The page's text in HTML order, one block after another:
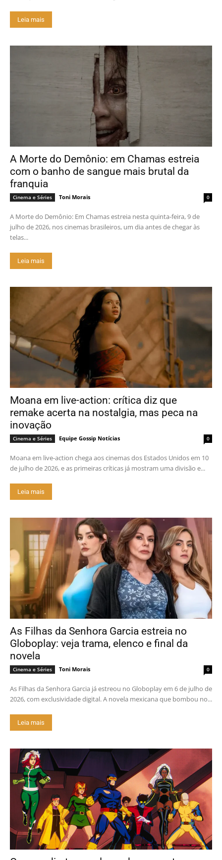
Leia mais
A Morte do Demônio: em Chamas estreia
com o banho de sangue mais brutal da
franquia
Cinema e Séries Toni Morais 0
A Morte do Demônio: Em Chamas estreia nesta quinta-feira, 9 de
julho de 2026, nos cinemas brasileiros, um dia antes de chegar às
telas...
Leia mais
Moana em live-action: crítica diz que
remake acerta na nostalgia, mas peca na
inovação
Cinema e Séries Equipe Gossip Notícias 0
Moana em live-action chega aos cinemas dos Estados Unidos em 10
de julho de 2026, e as primeiras críticas já mostram uma divisão e...
Leia mais
As Filhas da Senhora Garcia estreia no
Globoplay: veja trama, elenco e final da
novela
Cinema e Séries Toni Morais 0
As Filhas da Senhora Garcia já estreou no Globoplay em 6 de julho de
2026, com exclusividade digital. A novela mexicana que bombou no...
Leia mais